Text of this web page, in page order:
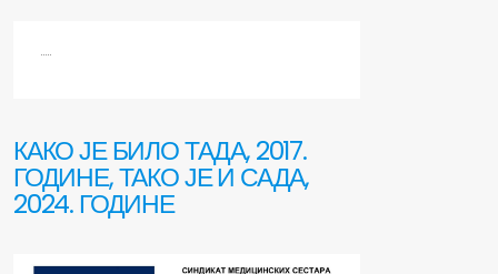
.....
КАКО ЈЕ БИЛО ТАДА, 2017.
ГОДИНЕ, ТАКО ЈЕ И САДА,
2024. ГОДИНЕ